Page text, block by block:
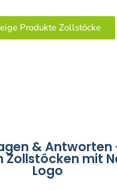
Produkte Zollstöcke
& Antworten
Zollstöcken mit
Logo